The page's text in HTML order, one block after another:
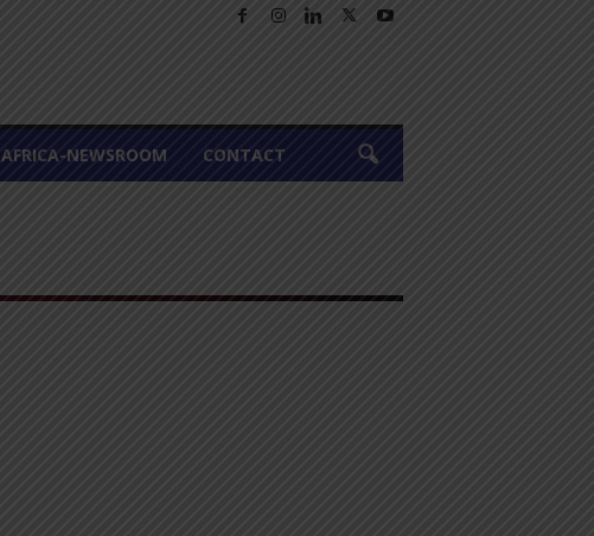
AFRICA-NEWSROOM CONTACT